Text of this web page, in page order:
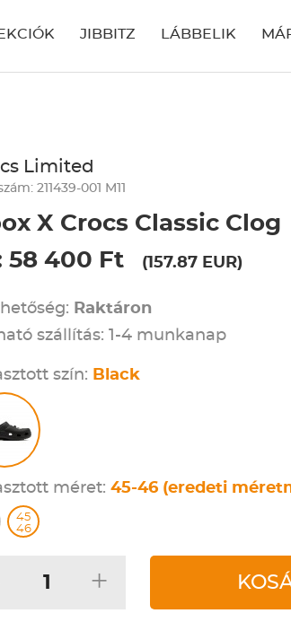
JIBBITZ LÁBBELIK
Limited
211439-001 M11
X Crocs Classic Clog
58 400 Ft
(157.87 EUR)
Raktáron
szállítás: 1-4 munkanap
szín: Black
méret: 45-46 (eredeti
45
46
+